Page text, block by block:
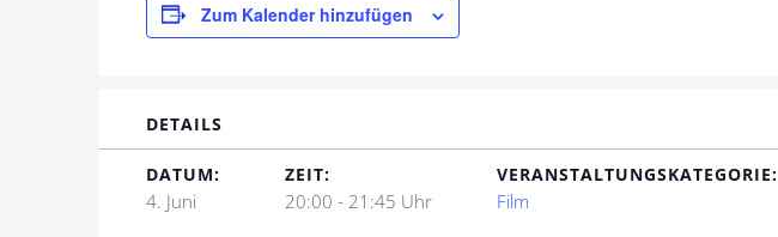
Zum Kalender hinzufügen
DETAILS
DATUM:
4. Juni
ZEIT:
20:00 - 21:45 Uhr
VERANSTALTUNGSKATEGORIE:
Film